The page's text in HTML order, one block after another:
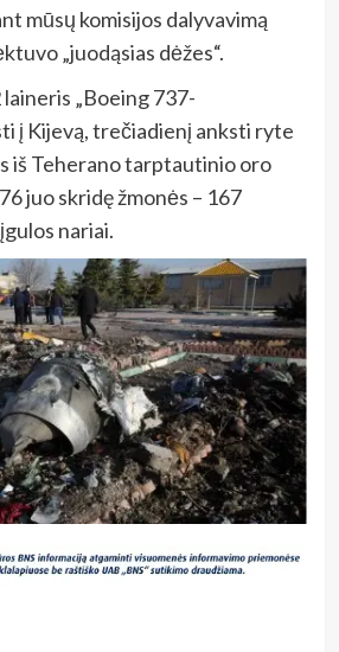
mūsų komisijos dalyvavimą
„juodąsias dėžes“.
„Boeing 737-
į Kijevą, trečiadienį anksti ryte
iš Teherano tarptautinio oro
juo skridę žmonės – 167
nariai.